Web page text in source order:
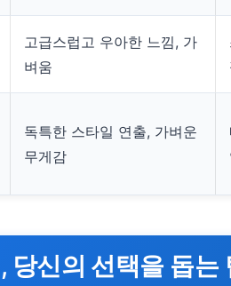
고급스럽고 우아한 느낌, 가
벼움
독특한 스타일 연출, 가벼운
무게감
당신의 선택을 돕는